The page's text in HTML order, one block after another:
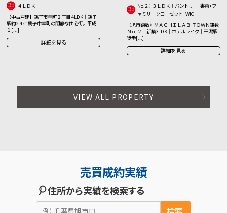
４ＬＤＫ
【中古戸建】銚子市幸町２丁目 4LDK｜銚子
駅約2.4㎞ 銚子市幸町の閑静な住宅街。平成
１[...]
詳細を見る
No.2：３ＬＤＫ＋パントリー+書斎+フ
ァミリークローゼット+WIC
〈旭市鎌数〉ＭＡＣＨＩＬＡＢ ＴＯＷＮ鎌数
Ｎｏ.２｜新築3LDK｜ホテルライク｜干潟駅
徒歩[...]
詳細を見る
VIEW ALL PROPERTY